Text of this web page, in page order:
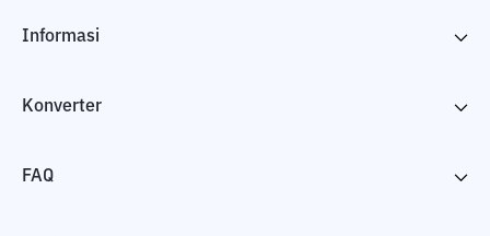
Informasi
Konverter
FAQ